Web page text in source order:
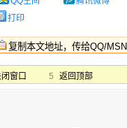
打印
窗口 5 返回顶部